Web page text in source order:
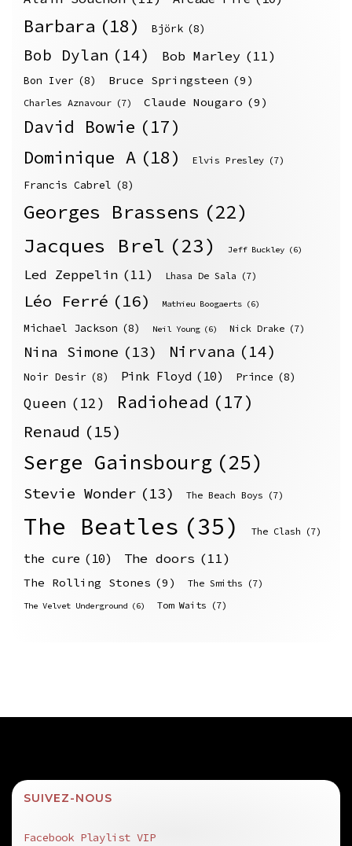
Barbara (18) Björk (8)
Bob Dylan (14) Bob Marley (11)
Bon Iver (8) Bruce Springsteen (9)
Charles Aznavour (7) Claude Nougaro (9)
David Bowie (17)
Dominique A (18) Elvis Presley (7)
Francis Cabrel (8)
Georges Brassens (22)
Jacques Brel (23) Jeff Buckley (6)
Led Zeppelin (11) Lhasa De Sala (7)
Léo Ferré (16) Mathieu Boogaerts (6)
Michael Jackson (8) Neil Young (6) Nick Drake (7)
Nina Simone (13) Nirvana (14)
Noir Desir (8) Pink Floyd (10) Prince (8)
Queen (12) Radiohead (17)
Renaud (15)
Serge Gainsbourg (25)
Stevie Wonder (13) The Beach Boys (7)
The Beatles (35) The Clash (7)
the cure (10) The doors (11)
The Rolling Stones (9) The Smiths (7)
The Velvet Underground (6) Tom Waits (7)
SUIVEZ-NOUS
Facebook Playlist VIP